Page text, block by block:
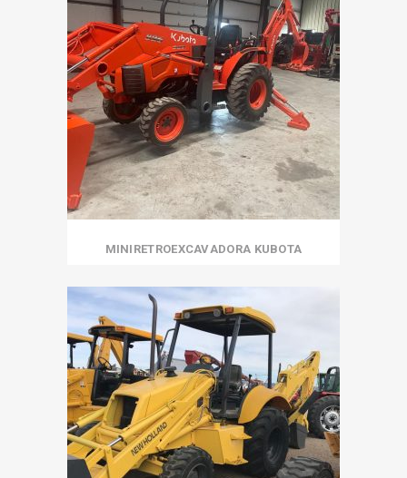
MINIRETROEXCAVADORA KUBOTA